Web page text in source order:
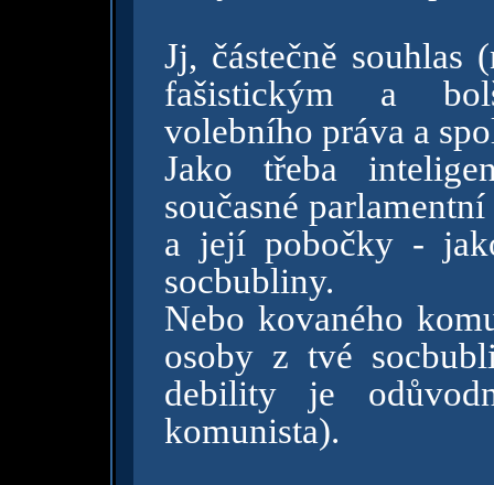
Jj, částečně souhlas
fašistickým a
volebního práva a
Jako třeba
současné
a její pobočky -
socbubliny.
Nebo kovaného
osoby z tvé
debility je
komunista).